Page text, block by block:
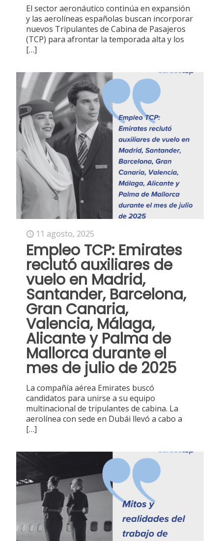
El sector aeronáutico continúa en expansión
y las aerolíneas españolas buscan incorporar
nuevos Tripulantes de Cabina de Pasajeros
(TCP) para afrontar la temporada alta y los
[…]
11 agosto, 2025
Empleo TCP: Emirates
reclutó auxiliares de
vuelo en Madrid,
Santander, Barcelona,
Gran Canaria,
Valencia, Málaga,
Alicante y Palma de
Mallorca durante el
mes de julio de 2025
La compañía aérea Emirates buscó
candidatos para unirse a su equipo
multinacional de tripulantes de cabina. La
aerolínea con sede en Dubái llevó a cabo a
[…]